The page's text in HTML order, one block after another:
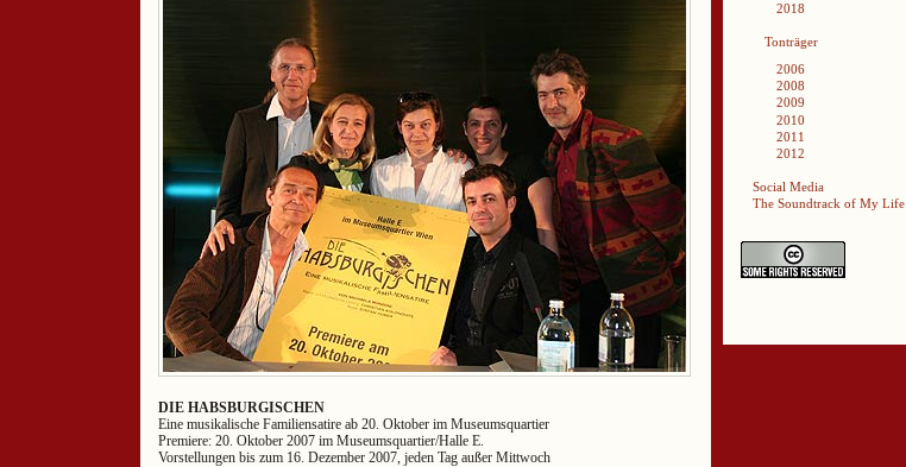
DIE HABSBURGISCHEN
Eine musikalische Familiensatire ab 20. Oktober im Museumsquartier
Premiere: 20. Oktober 2007 im Museumsquartier/Halle E.
Vorstellungen bis zum 16. Dezember 2007, jeden Tag außer Mittwoch
2018
Tonträger
2006
2008
2009
2010
2011
2012
Social Media
The Soundtrack of My Life